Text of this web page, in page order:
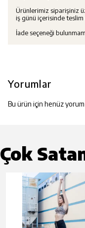
Ürünlerimiz siparişiniz
iş günü içerisinde
İade seçeneği
Yorumlar
Bu ürün için henüz yorum
Çok